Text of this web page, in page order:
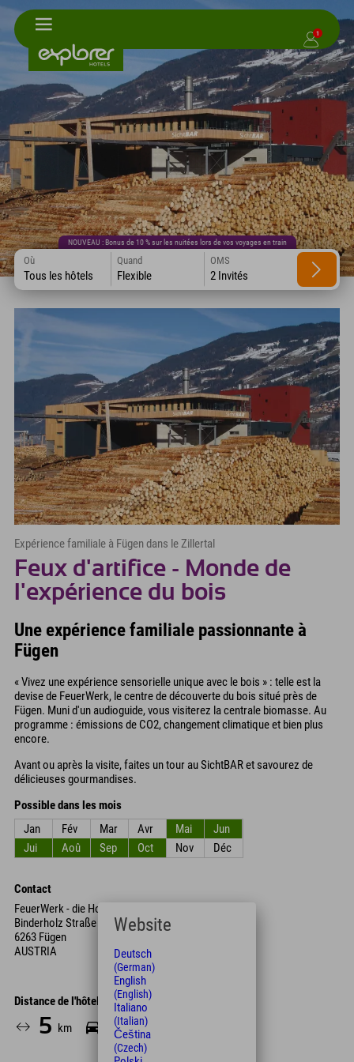
1
NOUVEAU : Bonus de 10 % sur les nuitées lors de vos voyages en train
Où
Tous les hôtels
Quand
Flexible
OMS
2 Invités
Expérience familiale à Fügen dans le Zillertal
Feux d'artifice - Monde de
l'expérience du bois
Une expérience familiale passionnante à
Fügen
« Vivez une expérience sensorielle unique avec le bois » : telle est la
devise de FeuerWerk, le centre de découverte du bois situé près de
Fügen. Muni d'un audioguide, vous visiterez la centrale biomasse. Au
programme : émissions de CO2, changement climatique et bien plus
encore.
Avant ou après la visite, faites un tour au SichtBAR et savourez de
délicieuses gourmandises.
Possible dans les mois
Jan
Fév Mar Avr Mai
Jun
Jui
Aoû Sep Oct Nov Déc
Contact
FeuerWerk - die HolzErlebnisWelt
Binderholz Straße
6263 Fügen
AUSTRIA
Distance de l'hôtel
5 km 8 Min.
Website
Deutsch
(German)
English
(English)
Italiano
(Italian)
Čeština
(Czech)